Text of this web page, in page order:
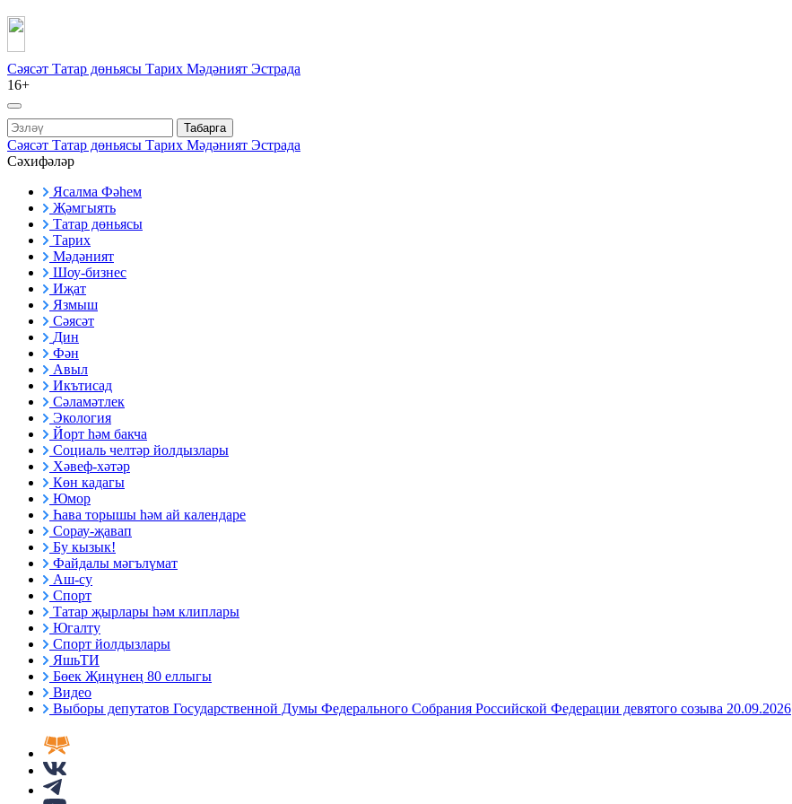
Сәясәт Татар дөньясы Тарих Мәдәният Эстрада
16+
Табарга
Сәясәт Татар дөньясы Тарих Мәдәният Эстрада
Сәхифәләр
Ясалма Фәһем
Җәмгыять
Татар дөньясы
Тарих
Мәдәният
Шоу-бизнес
Иҗат
Язмыш
Сәясәт
Дин
Фән
Авыл
Икътисад
Сәламәтлек
Экология
Йорт һәм бакча
Социаль челтәр йолдызлары
Хәвеф-хәтәр
Көн кадагы
Юмор
Һава торышы һәм ай календаре
Сорау-җавап
Бу кызык!
Файдалы мәгълүмат
Аш-су
Спорт
Татар җырлары һәм клиплары
Югалту
Спорт йолдызлары
ЯшьТИ
Бөек Җиңүнең 80 еллыгы
Видео
Выборы депутатов Государственной Думы Федерального Собрания Российской Федерации девятого созыва 20.09.2026